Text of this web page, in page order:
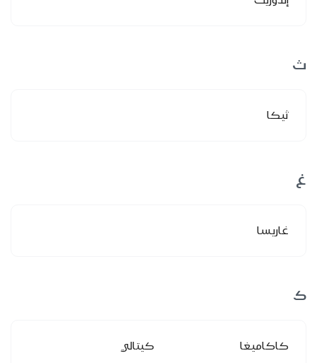
ث
ثيكا
غ
غاريسا
ك
كاكاميغا
كيتالي